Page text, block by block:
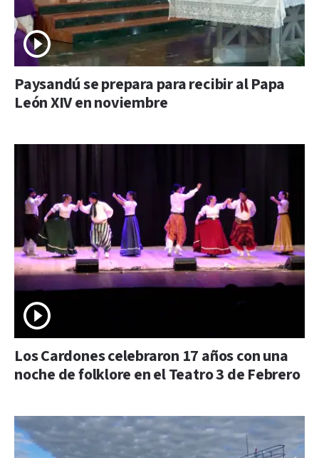
Paysandú se prepara para recibir al Papa
León XIV en noviembre
Los Cardones celebraron 17 años con una
noche de folklore en el Teatro 3 de Febrero